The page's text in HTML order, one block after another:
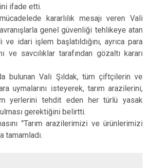
ifade etti.
kararlılık mesajı veren Vali
genel güvenliği tehlikeye atan
idari işlem başlatıldığını, ayrıca para
ve savcılıklar tarafından gözaltı kararı
bulunan Vali Şıldak, tüm çiftçilerin ve
uymalarını isteyerek, tarım arazilerini,
yerlerini tehdit eden her türlü yasak
gerektiğini belirtti.
"Tarım arazilerimizi ve ürünlerimizi
tamamladı.